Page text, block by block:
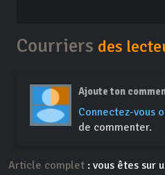
Courriers des
Ajoute ton
Connectez-vous
de commenter.
Article complet : vous êtes sur